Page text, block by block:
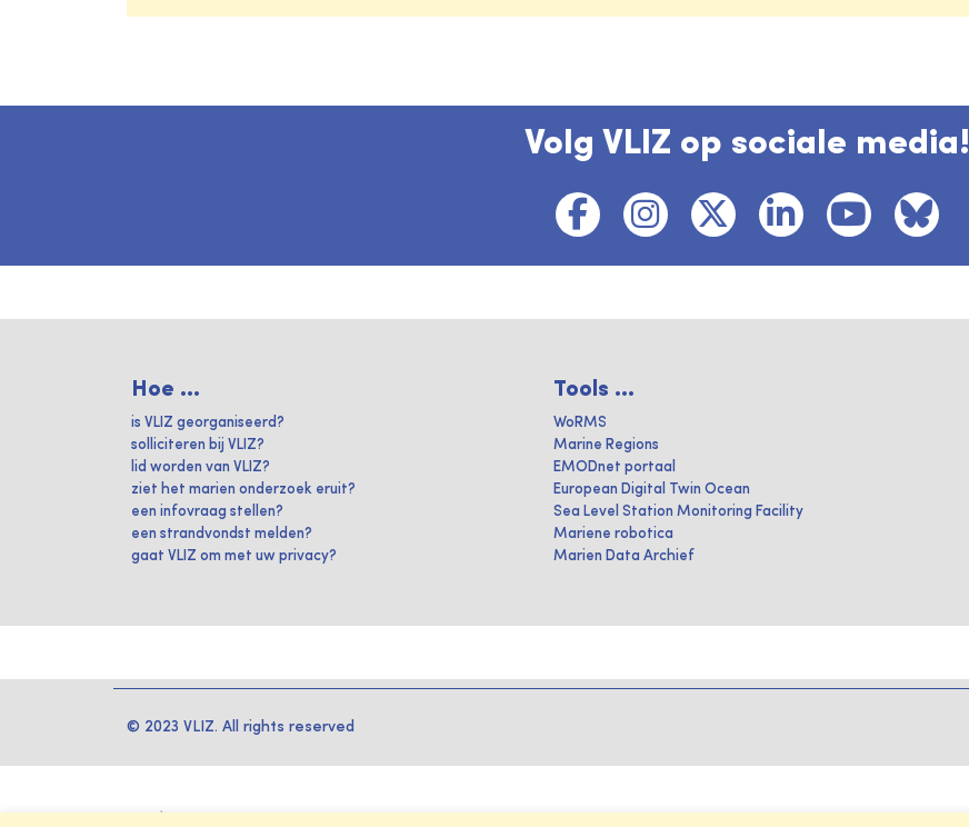
Volg VLIZ op sociale media!
Hoe ...
is VLIZ georganiseerd?
solliciteren bij VLIZ?
lid worden van VLIZ?
ziet het marien onderzoek eruit?
een infovraag stellen?
een strandvondst melden?
gaat VLIZ om met uw privacy?
Tools ...
WoRMS
Marine Regions
EMODnet portaal
European Digital Twin Ocean
Sea Level Station Monitoring Facility
Mariene robotica
Marien Data Archief
© 2023 VLIZ. All rights reserved